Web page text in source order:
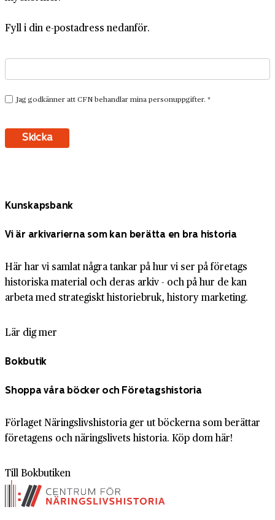
Fyll i din e-postadress nedanför.
Kunskapsbank
Vi är arkivarierna som kan berätta en bra historia
Här har vi samlat några tankar på hur vi ser på företags
historiska material och deras arkiv - och på hur de kan
arbeta med strategiskt historiebruk, history marketing.
Lär dig mer
Bokbutik
Shoppa våra böcker och Företagshistoria
Förlaget Näringslivshistoria ger ut böckerna som berättar
företagens och näringslivets historia. Köp dom här!
Till Bokbutiken